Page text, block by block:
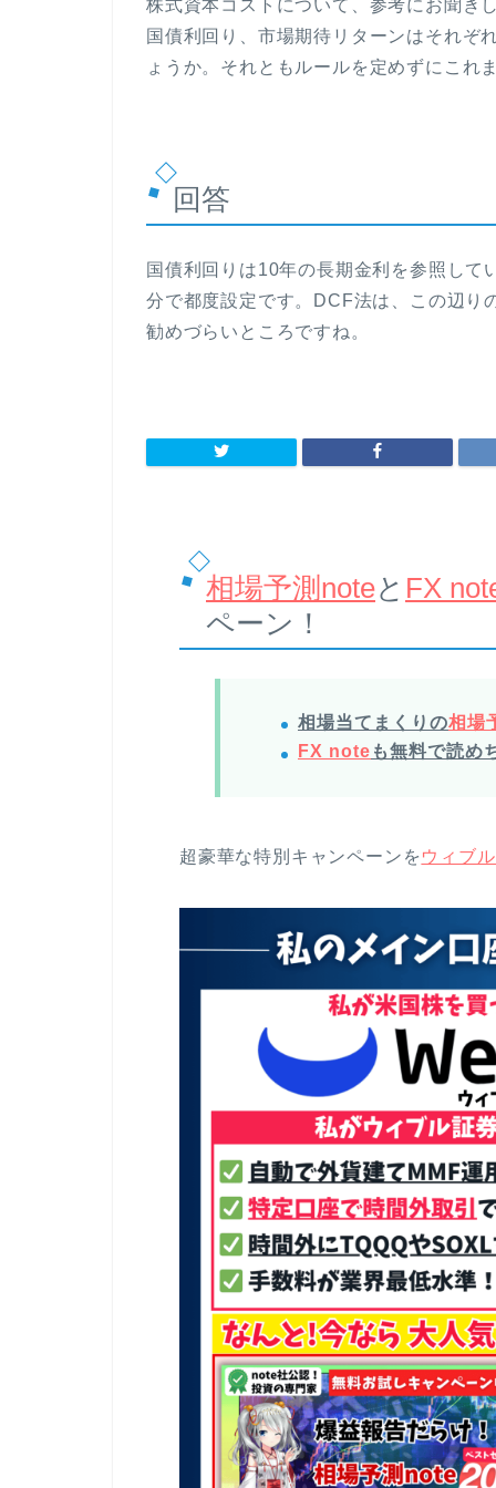
株式資本コストについて、参考にお聞き
国債利回り、市場期待リターンはそれぞ
ょうか。それともルールを定めずにこれ
回答
国債利回りは10年の長期金利を参照して
分で都度設定です。DCF法は、この辺り
勧めづらいところですね。
相場予測noteと FX
ペーン！
相場当てまくりの相場
FX note も無料で読め
超豪華な特別キャンペーンを ウィブ